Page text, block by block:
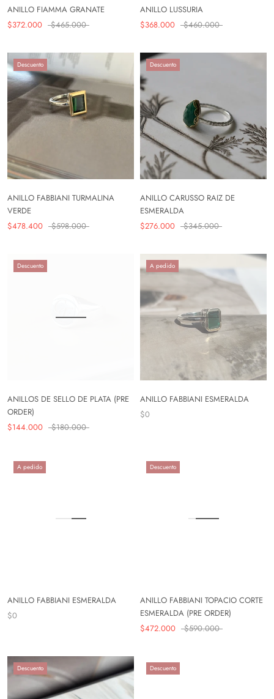
ANILLO FIAMMA GRANATE
$372.000
$465.000
ANILLO LUSSURIA
$368.000
$460.000
Descuento
ANILLO FABBIANI TURMALINA
VERDE
$478.400
$598.000
Descuento
ANILLO CARUSSO RAIZ DE
ESMERALDA
$276.000
$345.000
Descuento
ANILLOS DE SELLO DE PLATA (PRE
ORDER)
$144.000
$180.000
A pedido
ANILLO FABBIANI ESMERALDA
$0
A pedido
ANILLO FABBIANI ESMERALDA
$0
Descuento
ANILLO FABBIANI TOPACIO CORTE
ESMERALDA (PRE ORDER)
$472.000
$590.000
Descuento Descuento